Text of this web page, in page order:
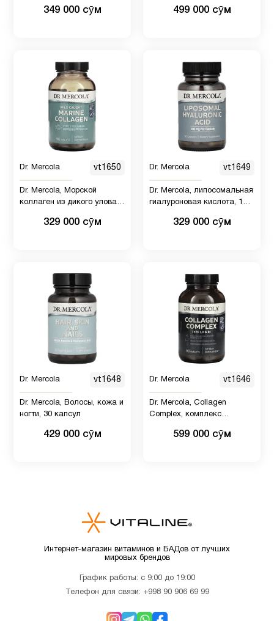
Коэнзим
Креатин 2
Куркума
куркумин
2
Липосомальный
Магний 4
Мелатонин 4
Микроэлементы
Минералы
поступления
ногти и
10
349 000 сӯм
пакетиков499 000 сӯм
Dr. Mercola vt1650
Dr. Mercola, Морской
коллаген из дикого улова,
329 000 сӯм
Dr. Mercola vt1649
Dr. Mercola, липосомальная
гиалуроновая кислота, 100
329 000 сӯм
Dr. Mercola vt1648
Dr. Mercola, Волосы, кожа и
ногти, 30 капсул
429 000 сӯм
Dr. Mercola vt1646
Dr. Mercola, Collagen
Complex, комплекс
тип I, II и III, 90 таблеток
599 000 сӯм
Интернет-магазин витаминов и БАДов от лучших
мировых брендов
График работы: с 9:00 до 19:00
Телефон для связи: +998 90 906 69 99